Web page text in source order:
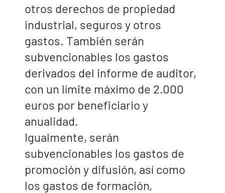
otros derechos de propiedad
industrial, seguros y otros
gastos. También serán
subvencionables los gastos
derivados del informe de auditor,
con un límite máximo de 2.000
euros por beneficiario y
anualidad.
Igualmente, serán
subvencionables los gastos de
promoción y difusión, así como
los gastos de formación,